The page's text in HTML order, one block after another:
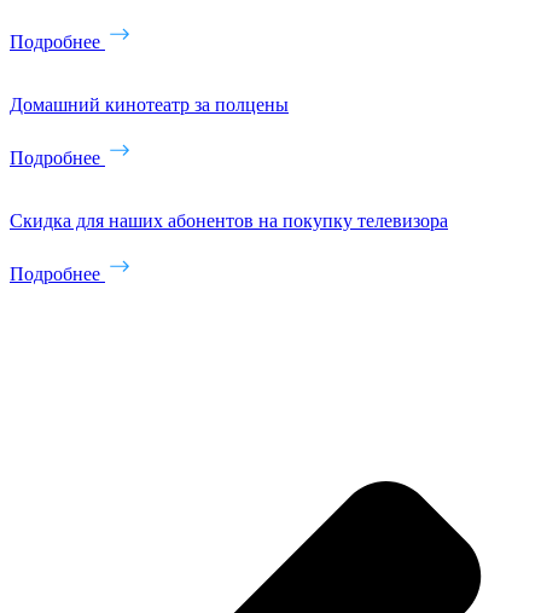
Подробнее
Домашний кинотеатр за полцены
Подробнее
Скидка для наших абонентов на покупку телевизора
Подробнее